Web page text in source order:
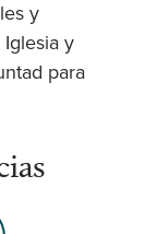
y
y
para